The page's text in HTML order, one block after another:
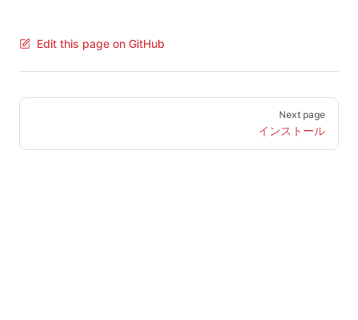
Edit this page on GitHub
Pager
Next page
インストール